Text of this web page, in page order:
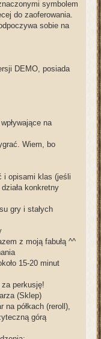
symbolem
do zaoferowania.
sobie na
DEMO, posiada
na
Wiem, bo
i opisami klas (jeśli
konkretny
gry i stałych
z moją fabułą ^^
15-20 minut
perkusję!
(Sklep)
na półkach (reroll),
górą